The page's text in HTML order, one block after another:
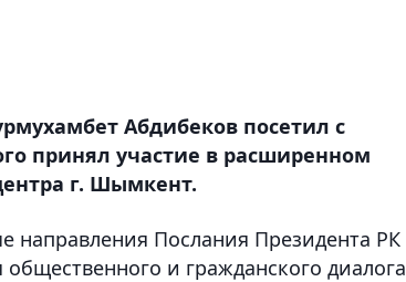
Абдибеков посетил с
принял участие в расширенном
г. Шымкент.
направления Послания Президента РК
и гражданского